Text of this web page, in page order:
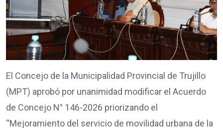
El Concejo de la Municipalidad Provincial de Trujillo
(MPT) aprobó por unanimidad modificar el Acuerdo
de Concejo N° 146-2026 priorizando el
“Mejoramiento del servicio de movilidad urbana de la